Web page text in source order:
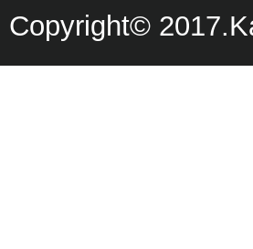
Copyright©